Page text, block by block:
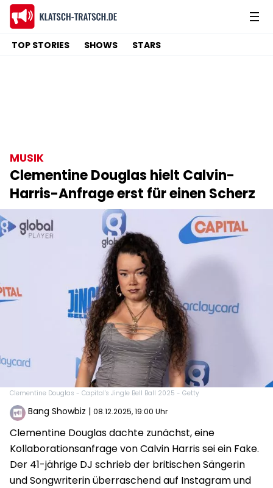
TOP STORIES SHOWS STARS
MUSIK
Clementine Douglas hielt Calvin-
Harris-Anfrage erst für einen Scherz
Clementine Douglas - Capital's Jingle Bell Ball 2025 - Getty
Bang Showbiz | 08.12.2025, 19:00 Uhr
Clementine Douglas dachte zunächst, eine
Kollaborationsanfrage von Calvin Harris sei ein Fake.
Der 41-jährige DJ schrieb der britischen Sängerin
und Songwriterin überraschend auf Instagram und